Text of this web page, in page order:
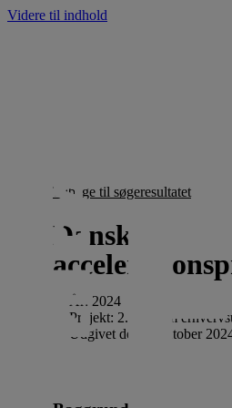
Videre til indhold
Tilbage til søgeresultatet
Danske
År: 2024
Projekt: 2. Maritim
Udgivet den
1. oktober